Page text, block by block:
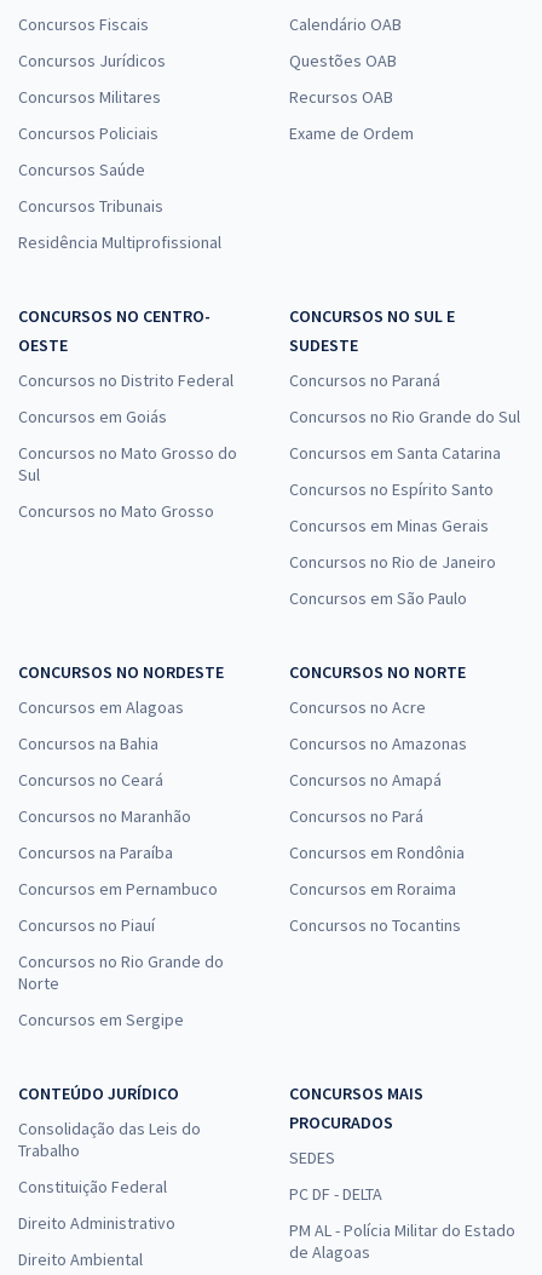
Concursos Fiscais
Concursos Jurídicos
Concursos Militares
Concursos Policiais
Concursos Saúde
Concursos Tribunais
Residência Multiprofissional
Calendário OAB
Questões OAB
Recursos OAB
Exame de Ordem
CONCURSOS NO CENTRO-
OESTE
Concursos no Distrito Federal
Concursos em Goiás
Concursos no Mato Grosso do
Sul
Concursos no Mato Grosso
CONCURSOS NO SUL E
SUDESTE
Concursos no Paraná
Concursos no Rio Grande do Sul
Concursos em Santa Catarina
Concursos no Espírito Santo
Concursos em Minas Gerais
Concursos no Rio de Janeiro
Concursos em São Paulo
CONCURSOS NO NORDESTE
Concursos em Alagoas
Concursos na Bahia
Concursos no Ceará
Concursos no Maranhão
Concursos na Paraíba
Concursos em Pernambuco
Concursos no Piauí
Concursos no Rio Grande do
Norte
Concursos em Sergipe
CONCURSOS NO NORTE
Concursos no Acre
Concursos no Amazonas
Concursos no Amapá
Concursos no Pará
Concursos em Rondônia
Concursos em Roraima
Concursos no Tocantins
CONTEÚDO JURÍDICO
Consolidação das Leis do
Trabalho
Constituição Federal
Direito Administrativo
Direito Ambiental
CONCURSOS MAIS
PROCURADOS
SEDES
PC DF - DELTA
PM AL - Polícia Militar do Estado
de Alagoas